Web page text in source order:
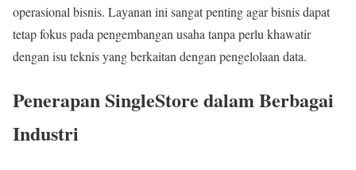
operasional bisnis. Layanan ini sangat penting agar bisnis dapat
tetap fokus pada pengembangan usaha tanpa perlu khawatir
dengan isu teknis yang berkaitan dengan pengelolaan data.
Penerapan SingleStore dalam Berbagai
Industri